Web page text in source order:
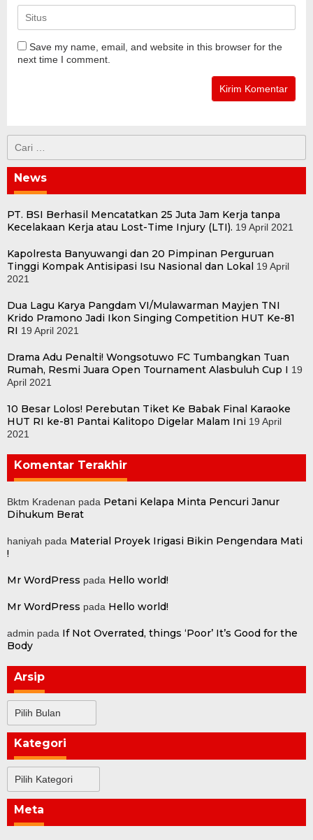
Save my name, email, and website in this browser for the
next time I comment.
untuk:
News
PT. BSI Berhasil Mencatatkan 25 Juta Jam Kerja tanpa
Kecelakaan Kerja atau Lost-Time Injury (LTI). 19 April 2021
Kapolresta Banyuwangi dan 20 Pimpinan Perguruan
Tinggi Kompak Antisipasi Isu Nasional dan Lokal
19 April
2021
Dua Lagu Karya Pangdam VI/Mulawarman Mayjen TNI
Krido Pramono Jadi Ikon Singing Competition HUT Ke-81
RI 19 April 2021
Drama Adu Penalti! Wongsotuwo FC Tumbangkan Tuan
Rumah, Resmi Juara Open Tournament Alasbuluh Cup I 19
April 2021
10 Besar Lolos! Perebutan Tiket Ke Babak Final Karaoke
HUT RI ke-81 Pantai Kalitopo Digelar Malam Ini 19 April
2021
Komentar Terakhir
Bktm Kradenan pada Petani Kelapa Minta Pencuri Janur
Dihukum Berat
haniyah pada Material Proyek Irigasi Bikin Pengendara Mati
!
Mr WordPress pada Hello world!
Mr WordPress pada Hello world!
admin pada If Not Overrated, things ‘Poor’ It’s Good for the
Body
Arsip
Kategori
Meta